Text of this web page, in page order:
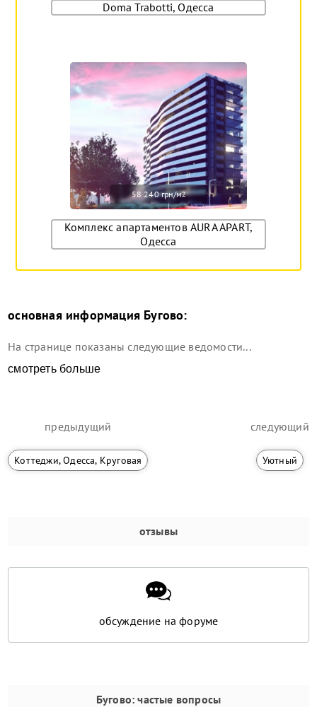
Doma Trabotti, Одесса
58 240 грн/м2
Комплекс апартаментов AURA APART,
Одесса
основная информация Бугово:
На странице показаны следующие ведомости...
смотреть больше
предыдущий
Коттеджи, Одесса, Круговая
следующий
Уютный
отзывы
обсуждение на форуме
Бугово: частые вопросы